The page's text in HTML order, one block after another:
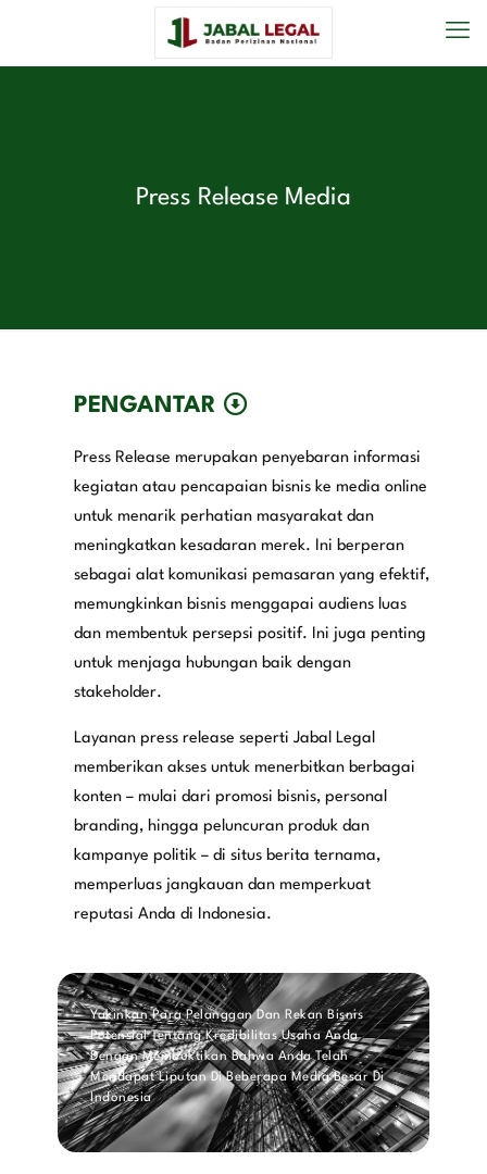
Press Release Media
PENGANTAR
Press Release merupakan penyebaran informasi
kegiatan atau pencapaian bisnis ke media online
untuk menarik perhatian masyarakat dan
meningkatkan kesadaran merek. Ini berperan
sebagai alat komunikasi pemasaran yang efektif,
memungkinkan bisnis menggapai audiens luas
dan membentuk persepsi positif. Ini juga penting
untuk menjaga hubungan baik dengan
stakeholder.
Layanan press release seperti Jabal Legal
memberikan akses untuk menerbitkan berbagai
konten – mulai dari promosi bisnis, personal
branding, hingga peluncuran produk dan
kampanye politik – di situs berita ternama,
memperluas jangkauan dan memperkuat
reputasi Anda di Indonesia.
Yakinkan Para Pelanggan Dan Rekan Bisnis
Potensial Tentang Kredibilitas Usaha Anda
Dengan Membuktikan Bahwa Anda Telah
Mendapat Liputan Di Beberapa Media Besar Di
Indonesia